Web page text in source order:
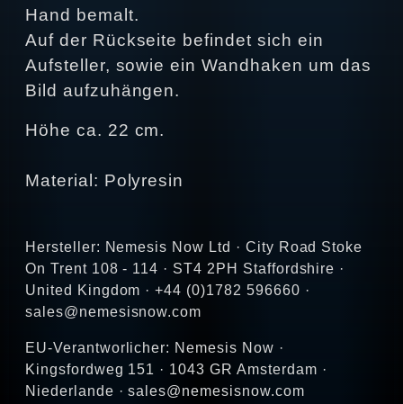
Hand bemalt.
Auf der Rückseite befindet sich ein
Aufsteller, sowie ein Wandhaken um das
Bild aufzuhängen.
Höhe ca. 22 cm.
Material: Polyresin
Hersteller: Nemesis Now Ltd · City Road Stoke
On Trent 108 - 114 · ST4 2PH Staffordshire ·
United Kingdom · +44 (0)1782 596660 ·
sales@nemesisnow.com
EU-Verantworlicher: Nemesis Now ·
Kingsfordweg 151 · 1043 GR Amsterdam ·
Niederlande · sales@nemesisnow.com